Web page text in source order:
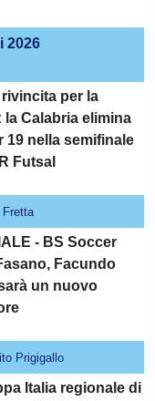
2026
rivincita per la
la Calabria elimina
19 nella semifinale
Futsal
Fretta
- BS Soccer
Facundo
un nuovo
Prigigallo
Italia regionale di